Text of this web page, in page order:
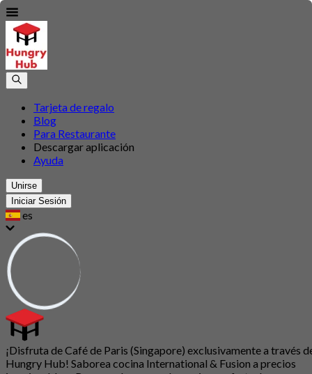
Tarjeta de regalo
Blog
Para Restaurante
Descargar aplicación
Ayuda
Unirse
Iniciar Sesión
es
¡Disfruta de Café de Paris (Singapore) exclusivamente a través
Hungry Hub! Saborea cocina International & Fusion a precios